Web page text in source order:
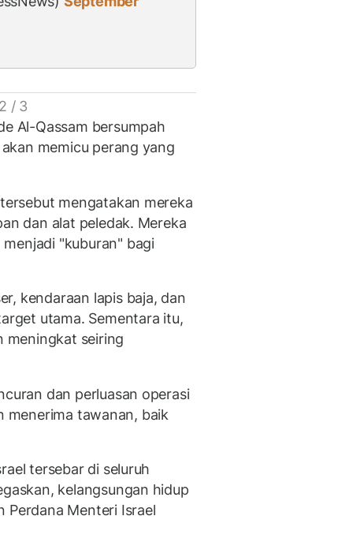
/ 3
Al-Qassam bersumpah
memicu perang yang
mengatakan mereka
dan alat peledak. Mereka
"kuburan" bagi
kendaraan lapis baja, dan
utama. Sementara itu,
meningkat seiring
dan perluasan operasi
menerima tawanan, baik
tersebar di seluruh
kelangsungan hidup
Perdana Menteri Israel